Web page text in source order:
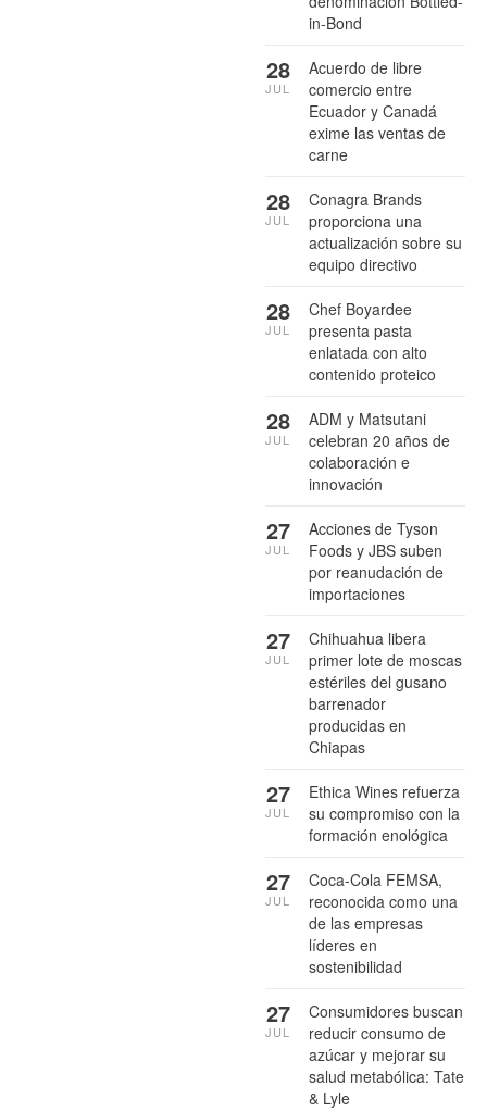
in-Bond
Acuerdo de libre
comercio entre
Ecuador y Canadá
exime las ventas de
carne
28
JUL
Conagra Brands
proporciona una
actualización sobre su
equipo directivo
28
JUL
Chef Boyardee
presenta pasta
enlatada con alto
contenido proteico
28
JUL
ADM y Matsutani
celebran 20 años de
colaboración e
innovación
28
JUL
Acciones de Tyson
Foods y JBS suben
por reanudación de
importaciones
27
JUL
Chihuahua libera
primer lote de moscas
estériles del gusano
barrenador
producidas en
Chiapas
27
JUL
Ethica Wines refuerza
su compromiso con la
formación enológica
27
JUL
Coca-Cola FEMSA,
reconocida como una
de las empresas
líderes en
sostenibilidad
27
JUL
Consumidores buscan
reducir consumo de
azúcar y mejorar su
salud metabólica: Tate
& Lyle
27
JUL